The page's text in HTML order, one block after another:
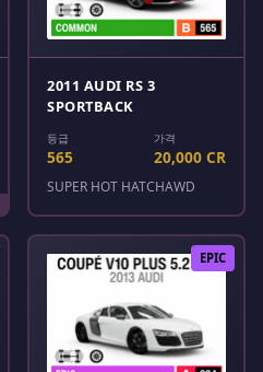
2011 AUDI RS 3
SPORTBACK
등급
565
가격
20,000 CR
SUPER HOT HATCHAWD
EPIC